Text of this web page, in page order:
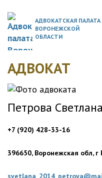
АДВОКАТСКАЯ ПАЛАТА
ВОРОНЕЖСКОЙ
ОБЛАСТИ
АДВОКАТ
Петрова
+7 (920) 428-33-16
396650, Воронежская обл, г